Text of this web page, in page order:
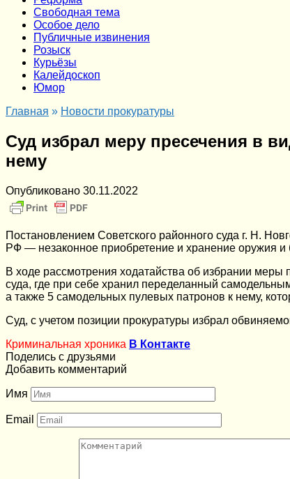
Cвободная тема
Особое дело
Публичные извинения
Розыск
Курьёзы
Калейдоскоп
Юмор
Главная » Новости прокуратуры
Суд избрал меру пресечения в
нему
Опубликовано 30.11.2022
Постановлением Советского районного суда г. Н.
РФ — незаконное приобретение и хранение оружия
В ходе рассмотрения ходатайства об избрании
суда, где при себе хранил переделанный
а также 5 самодельных пулевых патронов к нему,
Суд, с учетом позиции прокуратуры избрал
Криминальная хроника В Контакте
Поделись с друзьями
Добавить комментарий
Имя
Email